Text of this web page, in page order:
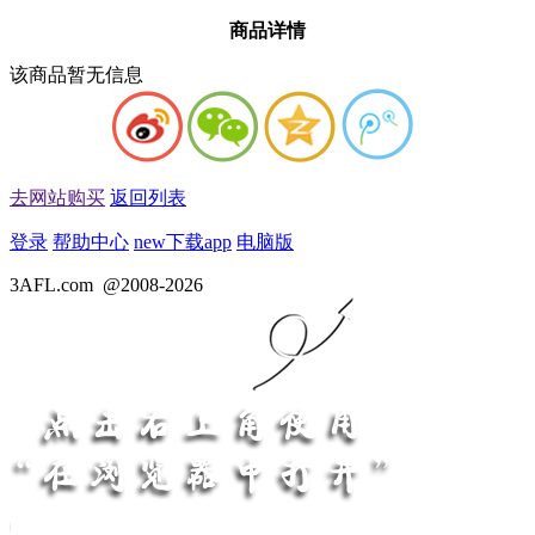
商品详情
该商品暂无信息
去网站购买 返回列表
登录 帮助中心 new下载app 电脑版
3AFL.com @2008-2026